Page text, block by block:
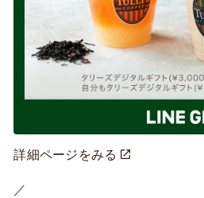
詳細ページをみる
／ ​